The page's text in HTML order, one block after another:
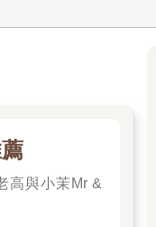
高與小茉Mr &